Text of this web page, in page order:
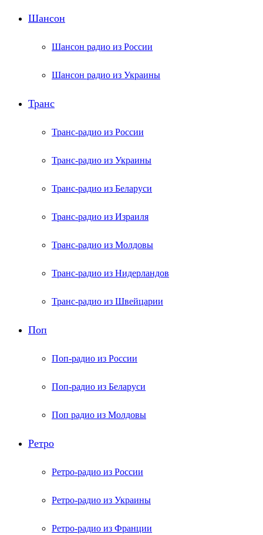
Шансон
Шансон радио из России
Шансон радио из Украины
Транс
Транс-радио из России
Транс-радио из Украины
Транс-радио из Беларуси
Транс-радио из Израиля
Транс-радио из Молдовы
Транс-радио из Нидерландов
Транс-радио из Швейцарии
Поп
Поп-радио из России
Поп-радио из Беларуси
Поп радио из Молдовы
Ретро
Ретро-радио из России
Ретро-радио из Украины
Ретро-радио из Франции